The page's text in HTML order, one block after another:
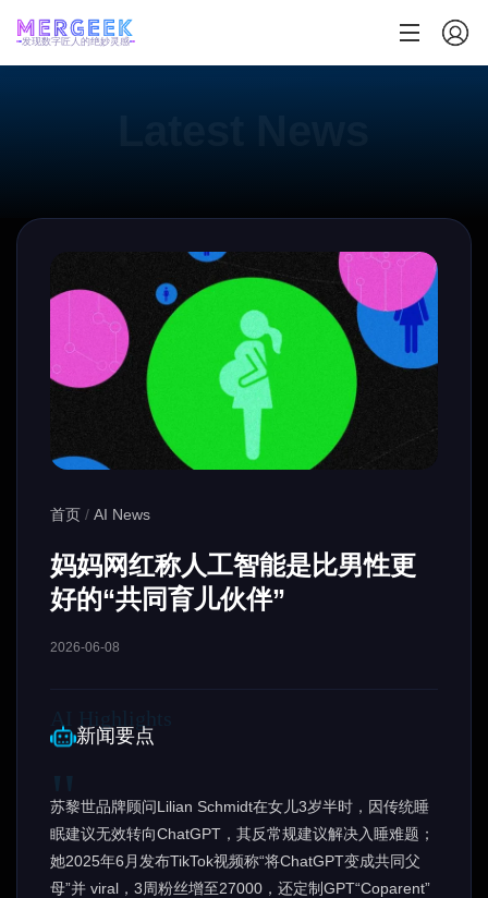
发现数字匠人的绝妙灵感
首页 / AI News
妈妈网红称人工智能是比男性更
好的“共同育儿伙伴”
2026-06-08
新闻要点
苏黎世品牌顾问Lilian Schmidt在女儿3岁半时，因传统睡
眠建议无效转向ChatGPT，其反常规建议解决入睡难题；
她2025年6月发布TikTok视频称“将ChatGPT变成共同父
母”并 viral，3周粉丝增至27000，还定制GPT“Coparent”